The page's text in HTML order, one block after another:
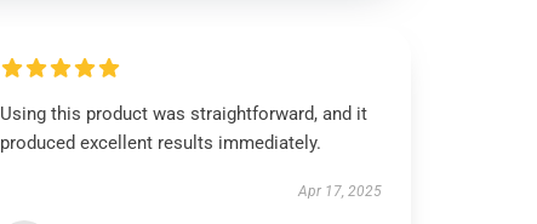
Using this product was straightforward, and it
produced excellent results immediately.
Apr 17, 2025